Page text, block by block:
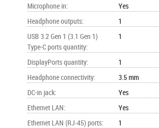
Microphone in:
Yes
Headphone outputs:
1
USB 3.2 Gen 1 (3.1 Gen 1)
Type-C ports quantity:
1
DisplayPorts quantity:
1
Headphone connectivity:
3.5 mm
DC-in jack:
Yes
Ethernet LAN:
Yes
Ethernet LAN (RJ-45) ports:
1